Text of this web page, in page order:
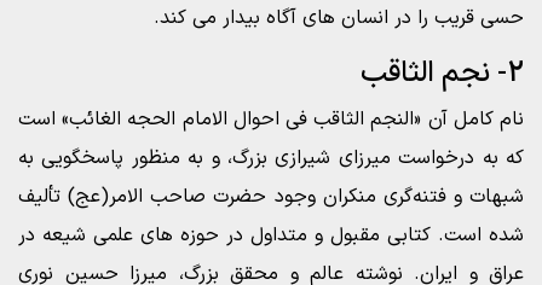
حسی قریب را در انسان های آگاه بیدار می کند.
2- نجم الثاقب
نام کامل آن «النجم الثاقب فی احوال الامام الحجه الغائب» است
که به درخواست میرزای شیرازی بزرگ، و به منظور پاسخگویی به
شبهات و فتنه‌گری منکران وجود حضرت صاحب الامر(عج) تألیف
شده است. کتابی مقبول و متداول در حوزه های علمی شیعه در
عراق و ایران. نوشته عالم و محقق بزرگ، میرزا حسین نوری